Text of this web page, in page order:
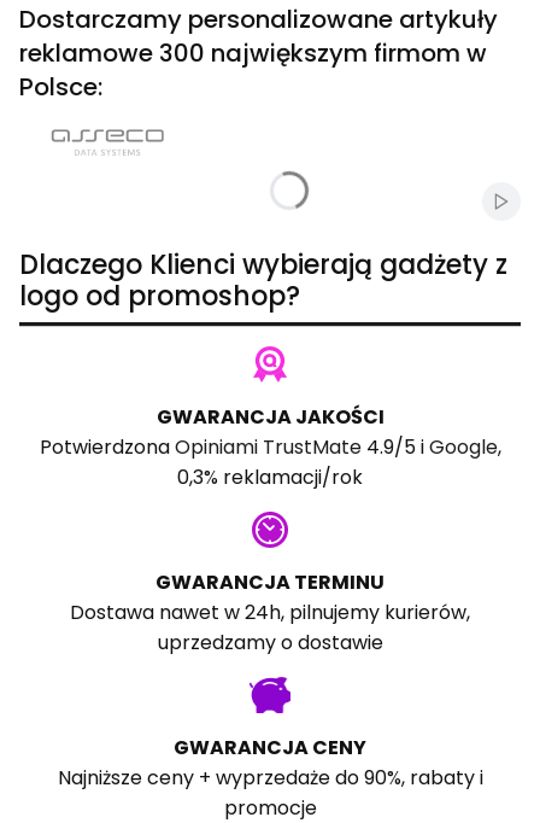
Dostarczamy personalizowane artykuły
reklamowe 300 największym firmom w
Polsce:
Dlaczego Klienci wybierają gadżety z
logo od promoshop?
GWARANCJA JAKOŚCI
PotwierdzonaOpiniami TrustMate4.9/5 iGoogle,
0,3% reklamacji/rok
GWARANCJA TERMINU
Dostawa nawet w 24h, pilnujemy kurierów,
uprzedzamy o dostawie
GWARANCJA CENY
Najniższe ceny + wyprzedaże do 90%, rabaty i
promocje